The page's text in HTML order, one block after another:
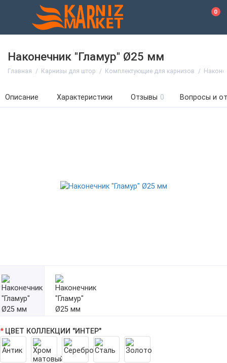
0
Наконечник "Гламур" Ø25 мм
Главная Карнизы для штор Комплектующие для карнизов
Описание Характеристики Отзывы 0 Вопросы и
ЦВЕТ КОЛЛЕКЦИИ "ИНТЕР"